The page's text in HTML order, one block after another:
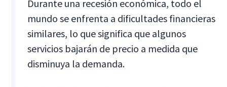
Durante una recesión económica, todo el
mundo se enfrenta a dificultades financieras
similares, lo que significa que algunos
servicios bajarán de precio a medida que
disminuya la demanda.